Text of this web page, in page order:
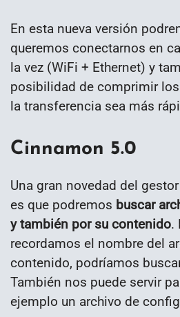
En esta nueva versión
queremos conectarnos en
la vez (WiFi + Ethernet) y
posibilidad de comprimir
la transferencia sea más
Cinnamon 5.0
Una gran novedad del
es que podremos buscar
y también por su contenido.
recordamos el nombre del
contenido, podríamos
También nos puede servir
ejemplo un archivo de